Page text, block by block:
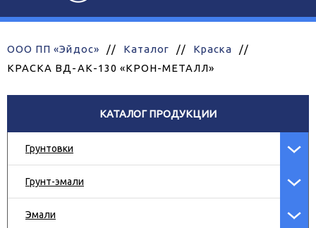
ООО ПП «Эйдос» // Каталог // Краска
//
КРАСКА ВД-АК-130 «КРОН-МЕТАЛЛ»
КАТАЛОГ ПРОДУКЦИИ
Грунтовки
Грунт-эмали
Эмали